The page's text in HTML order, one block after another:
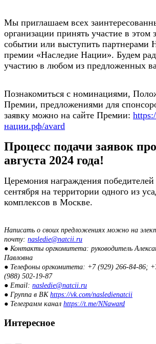
Мы приглашаем всех
организации принять участие в этом
событии или выступить партнерами
премии «Наследие Нации». Будем
участию в любом из предложенных
Познакомиться с номинациями,
Премии, предложениями для
заявку можно на сайте Премии:
нации.рф/avard
Процесс подачи заявок
августа 2024 года!
Церемония награждения
сентября на территории одного из
комплексов в Москве.
Написать о своих предложениях можно на
почту: nasledie@natcii.ru
● Контакты оргкомитета: руководитель
Павловна
● Телефоны оргкомитета: +7 (929) 266-84-86;
(988) 502-19-87
● Email: nasledie@natcii.ru
● Группа в ВК https://vk.com/nasledienatcii
● Телеграмм канал https://t.me/NNaward
Интересное